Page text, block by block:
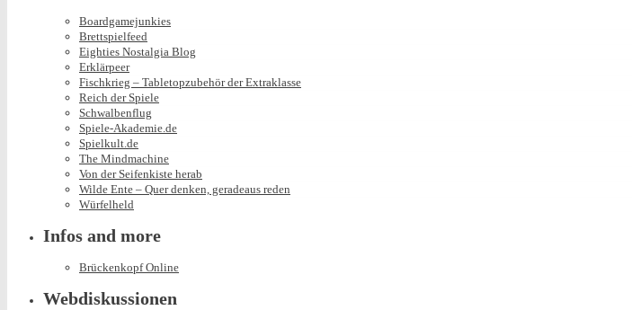
Boardgamejunkies
Brettspielfeed
Eighties Nostalgia Blog
Erklärpeer
Fischkrieg – Tabletopzubehör der Extraklasse
Reich der Spiele
Schwalbenflug
Spiele-Akademie.de
Spielkult.de
The Mindmachine
Von der Seifenkiste herab
Wilde Ente – Quer denken, geradeaus reden
Würfelheld
Infos and more
Brückenkopf Online
Webdiskussionen